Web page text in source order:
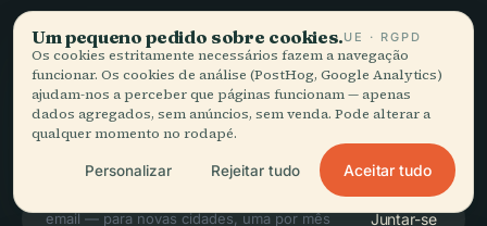
Viagem lenta,
bem contada.
FIQUE A PAR
Juntar-se
Um pequeno pedido sobre cookies.UE · RGPD
Os cookies estritamente necessários fazem a navegação
funcionar. Os cookies de análise (PostHog, Google Analytics)
ajudam-nos a perceber que páginas funcionam — apenas
dados agregados, sem anúncios, sem venda. Pode alterar a
qualquer momento no rodapé.
Personalizar Rejeitar tudo Aceitar tudo